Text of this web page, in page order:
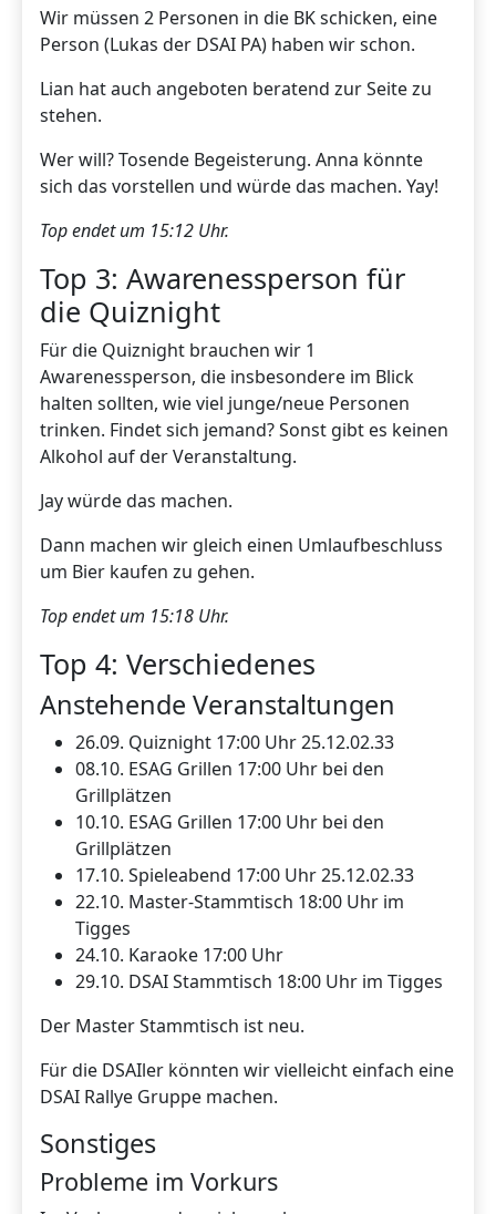
Wir müssen 2 Personen in die BK schicken, eine
Person (Lukas der DSAI PA) haben wir schon.
Lian hat auch angeboten beratend zur Seite zu
stehen.
Wer will? Tosende Begeisterung. Anna könnte
sich das vorstellen und würde das machen. Yay!
Top endet um 15:12 Uhr.
Top 3: Awarenessperson für
die Quiznight
Für die Quiznight brauchen wir 1
Awarenessperson, die insbesondere im Blick
halten sollten, wie viel junge/neue Personen
trinken. Findet sich jemand? Sonst gibt es keinen
Alkohol auf der Veranstaltung.
Jay würde das machen.
Dann machen wir gleich einen Umlaufbeschluss
um Bier kaufen zu gehen.
Top endet um 15:18 Uhr.
Top 4: Verschiedenes
Anstehende Veranstaltungen
26.09. Quiznight 17:00 Uhr 25.12.02.33
08.10. ESAG Grillen 17:00 Uhr bei den
Grillplätzen
10.10. ESAG Grillen 17:00 Uhr bei den
Grillplätzen
17.10. Spieleabend 17:00 Uhr 25.12.02.33
22.10. Master-Stammtisch 18:00 Uhr im
Tigges
24.10. Karaoke 17:00 Uhr
29.10. DSAI Stammtisch 18:00 Uhr im Tigges
Der Master Stammtisch ist neu.
Für die DSAIler könnten wir vielleicht einfach eine
DSAI Rallye Gruppe machen.
Sonstiges
Probleme im Vorkurs